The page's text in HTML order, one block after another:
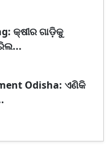
କ୍ଷୀର ଗାଡ଼ିକୁ
Odisha: ଏଣିକି